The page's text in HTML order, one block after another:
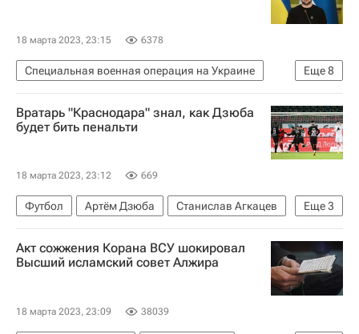
18 марта 2023, 23:15 6378
Еще8
Специальная военная операция на Украине
В мире
Украина Россия
Германия
Владимир Зеленский
Сергей Лавров
Вратарь "Краснодара" знал, как Дзюба
будет бить пенальти
18 марта 2023, 23:12 669
Еще3
Футбол Артём Дзюба
Станислав Агкацев
Краснодар
Локомотив (Москва)
РПЛ 2026-2027 (Чемпионат России по футболу)
Акт сожжения Корана ВСУ шокировал
Высший исламский совет Алжира
18 марта 2023, 23:09 38039